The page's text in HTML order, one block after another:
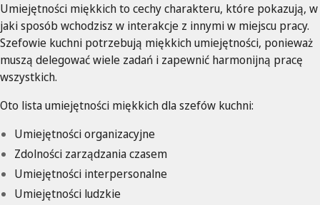
Umiejętności miękkich to cechy charakteru, które pokazują, w
jaki sposób wchodzisz w interakcje z innymi w miejscu pracy.
Szefowie kuchni potrzebują miękkich umiejętności, ponieważ
muszą delegować wiele zadań i zapewnić harmonijną pracę
wszystkich.
Oto lista umiejętności miękkich dla szefów kuchni:
Umiejętności organizacyjne
Zdolności zarządzania czasem
Umiejętności interpersonalne
Umiejętności ludzkie